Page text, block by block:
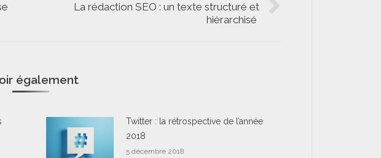
OngletLa rédaction SEO : un texte structuré et
hiérarchisé
également
Twitter : la rétrospective de l’année
2018
5 décembre 2018